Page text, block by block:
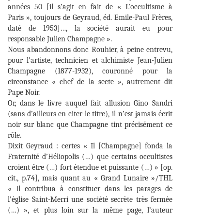
années 50 [il s’agit en fait de « L’occultisme à
Paris », toujours de Geyraud, éd. Emile-Paul Frères,
daté de 1953]…, la société aurait eu pour
responsable Julien Champagne ».
Nous abandonnons donc Rouhier, à peine entrevu,
pour l’artiste, technicien et alchimiste Jean-Julien
Champagne (1877-1932), couronné pour la
circonstance « chef de la secte », autrement dit
Pape Noir.
Or, dans le livre auquel fait allusion Gino Sandri
(sans d’ailleurs en citer le titre), il n’est jamais écrit
noir sur blanc que Champagne tint précisément ce
rôle.
Dixit Geyraud : certes « Il [Champagne] fonda la
Fraternité d’Héliopolis (…) que certains occultistes
croient être (…) fort étendue et puissante (…) » [op.
cit., p.74], mais quant au « Grand Lunaire »/THL
« Il contribua à constituer dans les parages de
l’église Saint-Merri une société secrète très fermée
(…) », et plus loin sur la même page, l’auteur